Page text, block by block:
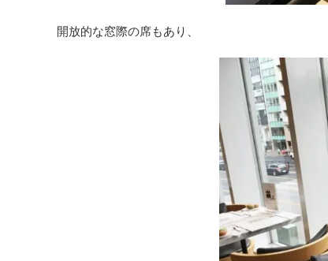
開放的な窓際の席もあり、